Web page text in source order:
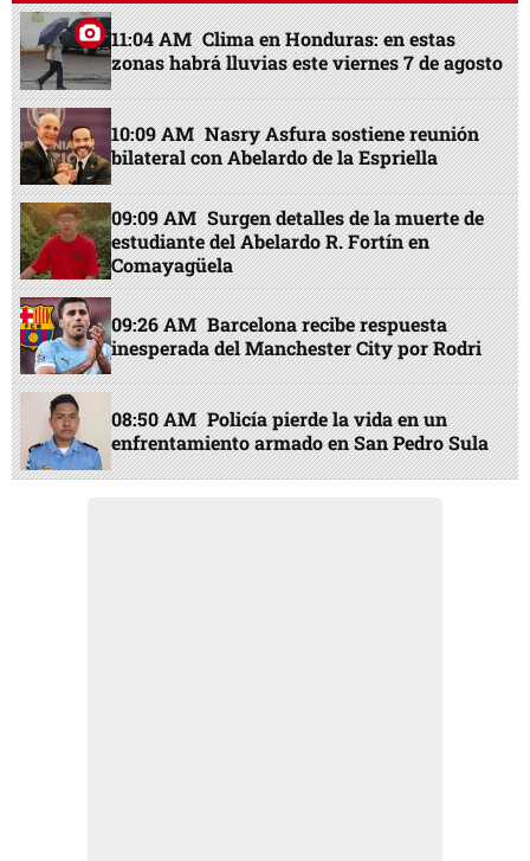
11:04 AM Clima en Honduras: en estas
zonas habrá lluvias este viernes 7 de agosto
10:09 AM Nasry Asfura sostiene reunión
bilateral con Abelardo de la Espriella
09:09 AM Surgen detalles de la muerte de
estudiante del Abelardo R. Fortín en
Comayagüela
09:26 AM Barcelona recibe respuesta
inesperada del Manchester City por Rodri
08:50 AM Policía pierde la vida en un
enfrentamiento armado en San Pedro Sula